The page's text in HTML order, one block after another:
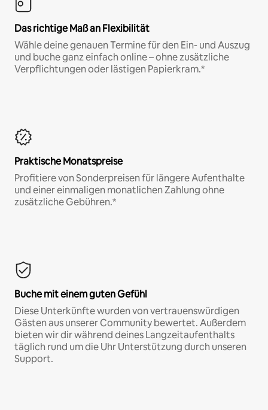
Das richtige Maß an Flexibilität
Wähle deine genauen Termine für den Ein- und Auszug
und buche ganz einfach online – ohne zusätzliche
Verpflichtungen oder lästigen Papierkram.*
Praktische Monatspreise
Profitiere von Sonderpreisen für längere Aufenthalte
und einer einmaligen monatlichen Zahlung ohne
zusätzliche Gebühren.*
Buche mit einem guten Gefühl
Diese Unterkünfte wurden von vertrauenswürdigen
Gästen aus unserer Community bewertet. Außerdem
bieten wir dir während deines Langzeitaufenthalts
täglich rund um die Uhr Unterstützung durch unseren
Support.